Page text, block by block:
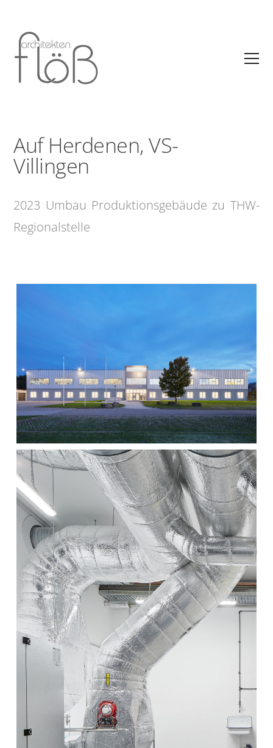
Auf Herdenen, VS-
Villingen
2023 Umbau Produktionsgebäude zu THW-
Regionalstelle